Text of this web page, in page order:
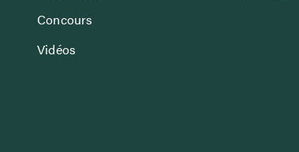
Concours
Vidéos